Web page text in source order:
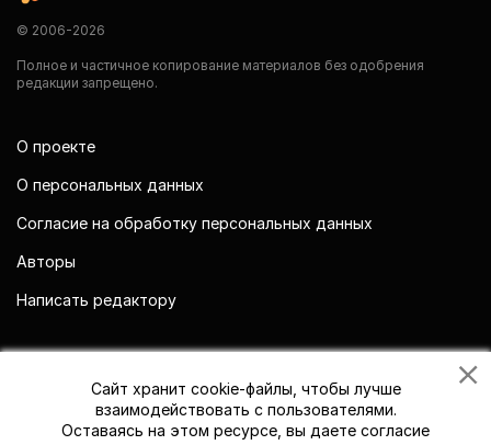
© 2006-2026
Полное и частичное копирование материалов без одобрения
редакции запрещено.
О проекте
О персональных данных
Согласие на обработку персональных данных
Авторы
Написать редактору
Сайт хранит cookie-файлы, чтобы лучше
взаимодействовать с пользователями.
Оставаясь на этом ресурсе, вы даете согласие